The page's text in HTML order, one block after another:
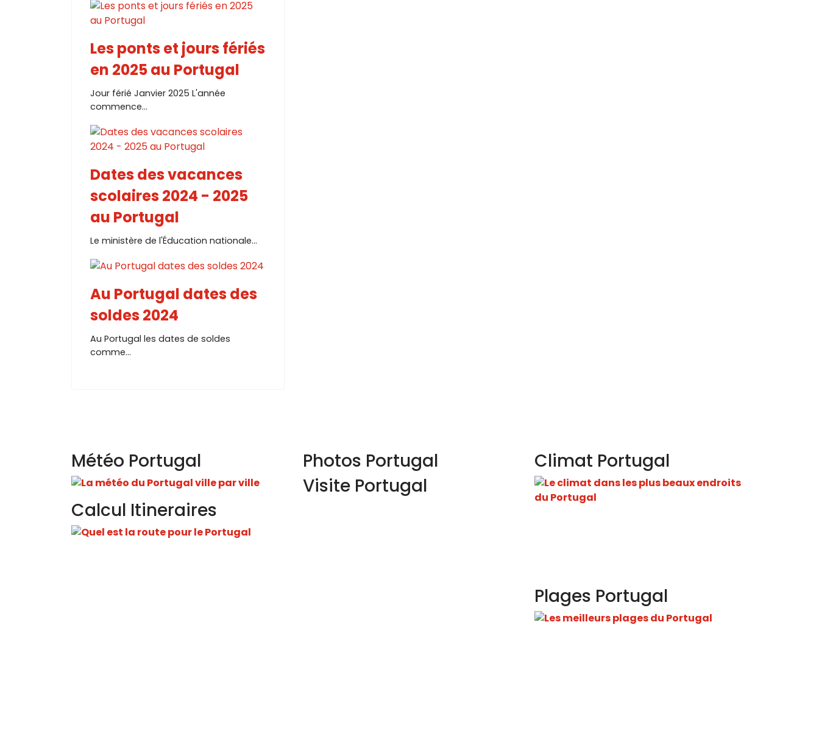
Les ponts et jours fériés
en 2025 au Portugal
Jour férié Janvier 2025 L'année
commence...
Dates des vacances
scolaires 2024 - 2025
au Portugal
Le ministère de l'Éducation nationale...
Au Portugal dates des
soldes 2024
Au Portugal les dates de soldes
comme...
Météo Portugal
Calcul Itineraires
Photos Portugal
Visite Portugal
Climat Portugal
Plages Portugal